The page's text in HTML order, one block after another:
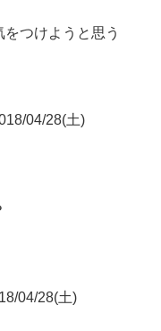
をつけようと思う
04/28(土)
04/28(土)